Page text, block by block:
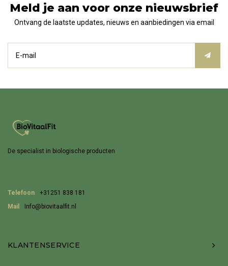
Meld je aan voor onze nieuwsbrief
Ontvang de laatste updates, nieuws en aanbiedingen via email
De specialist in biologische producten
Telefoon
+31251 838 181
Mail
Info@biovitaalfit.nl
KLANTENSERVICE